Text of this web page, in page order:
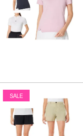
SALE